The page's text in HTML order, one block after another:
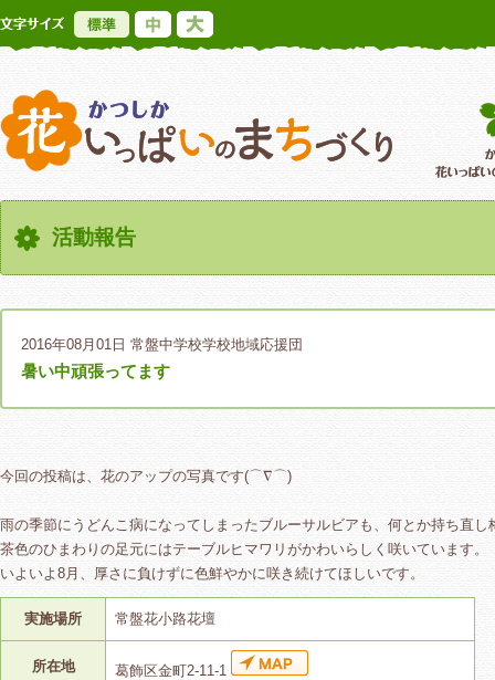
標準
かつしか花い
活動報告
2016年08月01日 常盤中学校学校地域応援団
暑い中頑張ってます
今回の投稿は、花のアップの写真です(⌒∇⌒)
雨の季節にうどんこ病になってしまったブルーサルビアも、何とか持ち直し
茶色のひまわりの足元にはテーブルヒマワリがかわいらしく咲いています。
いよいよ8月、厚さに負けずに色鮮やかに咲き続けてほしいです。
実施場所 常盤花小路花壇
所在地 葛飾区金町2-11-1